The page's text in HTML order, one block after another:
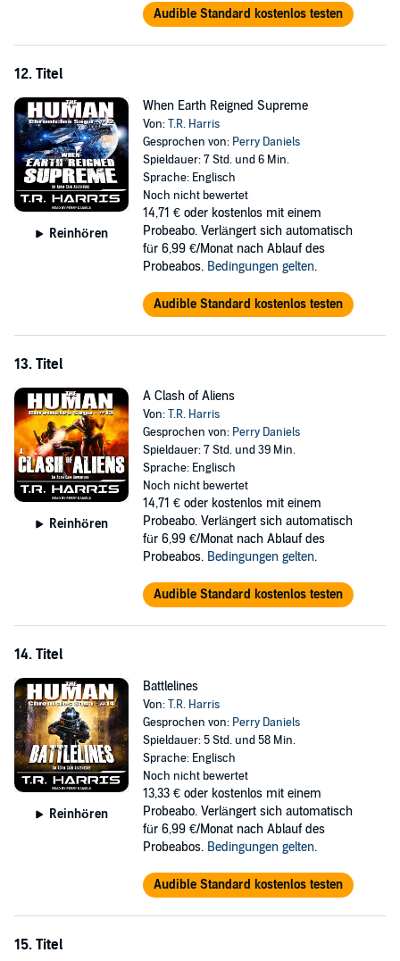
Audible Standard kostenlos testen
12. Titel
Reinhören
When Earth Reigned Supreme
Von:T.R. Harris
Gesprochen von: Perry Daniels
Spieldauer: 7 Std. und 6 Min.
Sprache: Englisch
Noch nicht bewertet
14,71 € oder kostenlos mit einem
Probeabo. Verlängert sich automatisch
für 6,99 €/Monat nach Ablauf des
Probeabos. Bedingungen gelten.
Audible Standard kostenlos testen
13. Titel
Reinhören
A Clash of Aliens
Von:T.R. Harris
Gesprochen von: Perry Daniels
Spieldauer: 7 Std. und 39 Min.
Sprache: Englisch
Noch nicht bewertet
14,71 € oder kostenlos mit einem
Probeabo. Verlängert sich automatisch
für 6,99 €/Monat nach Ablauf des
Probeabos. Bedingungen gelten.
Audible Standard kostenlos testen
14. Titel
Reinhören
Battlelines
Von:T.R. Harris
Gesprochen von: Perry Daniels
Spieldauer: 5 Std. und 58 Min.
Sprache: Englisch
Noch nicht bewertet
13,33 € oder kostenlos mit einem
Probeabo. Verlängert sich automatisch
für 6,99 €/Monat nach Ablauf des
Probeabos. Bedingungen gelten.
Audible Standard kostenlos testen
15. Titel